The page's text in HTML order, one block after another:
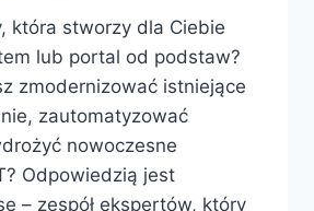
która stworzy dla Ciebie
lub portal od podstaw?
zmodernizować istniejące
zautomatyzować
nowoczesne
Odpowiedzią jest
– zespół ekspertów, który